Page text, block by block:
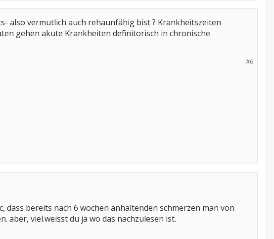
also vermutlich auch rehaunfähig bist ? Krankheitszeiten
gehen akute Krankheiten definitorisch in chronische
#6
bereits nach 6 wochen anhaltenden schmerzen man von
aber, viel.weisst du ja wo das nachzulesen ist.